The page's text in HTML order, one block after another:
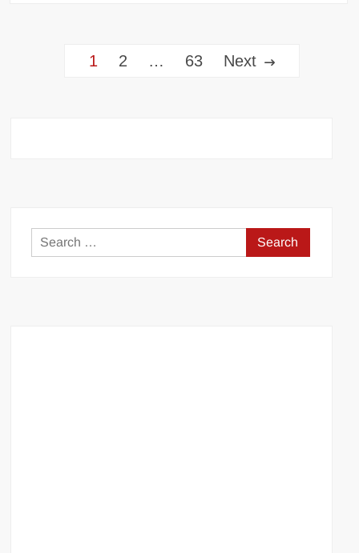
1 2 … 63 Next
Search